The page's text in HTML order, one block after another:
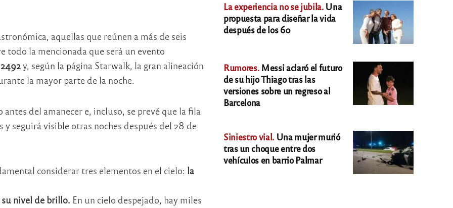
aquellas que reúnen a más de seis
todo la mencionada que será un evento
y, según la página Starwalk, la gran alineación
la mayor parte de la noche.
del amanecer e, incluso, se prevé que la fila
seguirá visible otras noches después del 28 de
considerar tres elementos en el cielo: la
nivel de brillo. En un cielo despejado, hay miles
La experiencia no se jubila.Una
propuesta para diseñar la vida
después de los 60
Rumores.Messi aclaró el futuro
de su hijo Thiago tras las
versiones sobre un regreso al
Barcelona
Siniestro vial. Una mujer murió
tras un choque entre dos
vehículos en barrio Palmar